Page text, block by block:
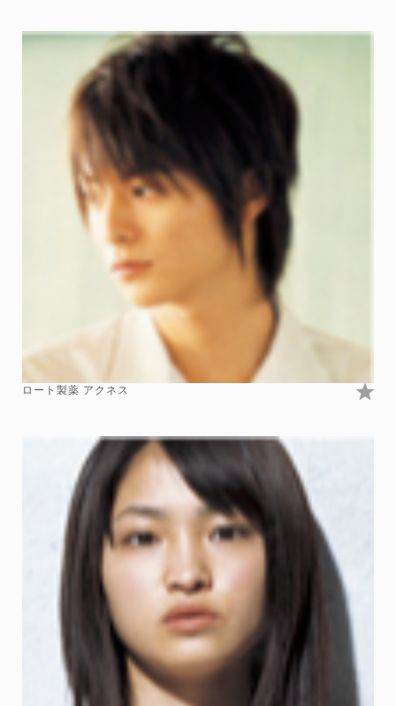
ロート製薬 アクネス